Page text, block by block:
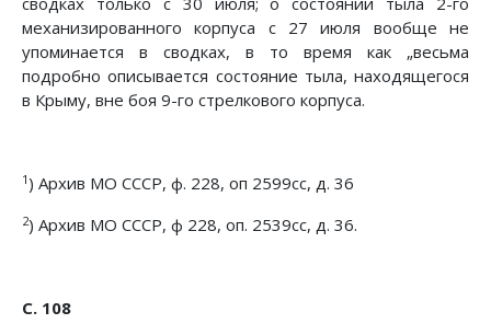
механизированного корпуса с 27 июля вообще не
упоминается в сводках, в то время как „весьма
подробно описывается состояние тыла, находящегося
в Крыму, вне боя 9-го стрелкового корпуса.
1) Архив МО СССР, ф. 228, оп 2599сс, д. 36
2) Архив МО СССР, ф 228, оп. 2539сс, д. 36.
С. 108